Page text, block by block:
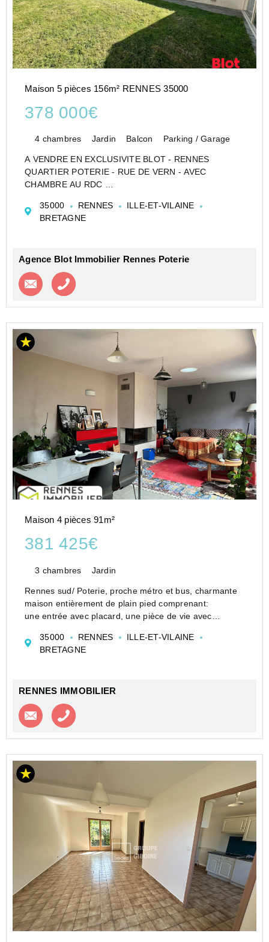
Maison 5 pièces 156m² RENNES 35000
378 000€
4 chambres Jardin Balcon Parking / Garage
A VENDRE EN EXCLUSIVITE BLOT - RENNES
QUARTIER POTERIE - RUE DE VERN - AVEC
CHAMBRE AU RDC
personnaliser selon vos envies ? Ne cherchez plus !
Située dans le quartier recherché de la Poterie à
35000 RENNES
ILLE-ET-VILAINE
BRETAGNE
Agence Blot Immobilier Rennes Poterie
Contacter l'agence
Maison 4 pièces 91m²
381 425€
3 chambres Jardin
Rennes sud/ Poterie, proche métro et bus, charmante
maison entièrement de plain pied comprenant:
une entrée avec placard, une pièce de vie avec
une partie nuit séparée composée de 3 chambres avec
placards, d...
35000 RENNES
ILLE-ET-VILAINE
BRETAGNE
RENNES IMMOBILIER
Contacter l'agence